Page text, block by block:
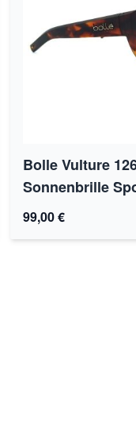
Bolle Vulture
Sonnenbrille
99,00 €